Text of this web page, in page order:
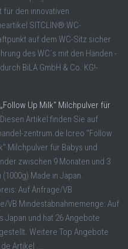
für den innovativen
SITCLIN®:WC-
auf dem WC-Sitz sicher
des WC´s mit den Händen -
BiLA GmbH & Co. KG!-
„Follow Up Milk“ Milchpulver für
Diesen Artikel finden Sie auf
zentrum.de Icreo "Follow
Milchpulver für Babys und
zwischen 9 Monaten und 3
(1000g) Made in Japan.
Auf Anfrage/VB
VB Mindestabnahmemenge: Auf
Japan und hat 26 Angebote
Weitere Top Angebote
Artikel ...